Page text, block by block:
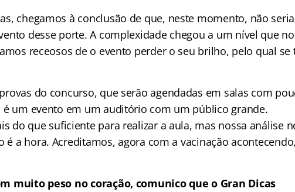
chegamos à conclusão de que, neste momento, não seria
desse porte. A complexidade chegou a um nível que
receosos de o evento perder o seu brilho, pelo qual se
do concurso, que serão agendadas em salas com
é um evento em um auditório com um público grande.
do que suficiente para realizar a aula, mas nossa análise
é a hora. Acreditamos, agora com a vacinação
muito peso no coração, comunico que o Gran Dicas